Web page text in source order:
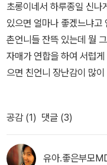
초롱이네서 하루종일 신나
있으면 얼마나 좋겠느냐고
촌언니들 잔뜩 있는데 뭘
자매가 연합을 하여 서럽
으면 친언니 장난감이 많
거다.그리고 ' 그건 우리
를초롱이에게도 통쾌하게
있었다.어쨌든바비인형 화
차마 대놓고 말하지못했던
공감 (1) 댓글 (3)
유아.좋은부모